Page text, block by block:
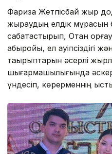
Фариза Жетпісбай жыр
жыраудың елдік мұрасын
сабақтастырып, Отан
абыройы, ел қауіпсіздігі
тақырыптарын әсерлі
шығармашылығында
үндесіп, көрерменнің